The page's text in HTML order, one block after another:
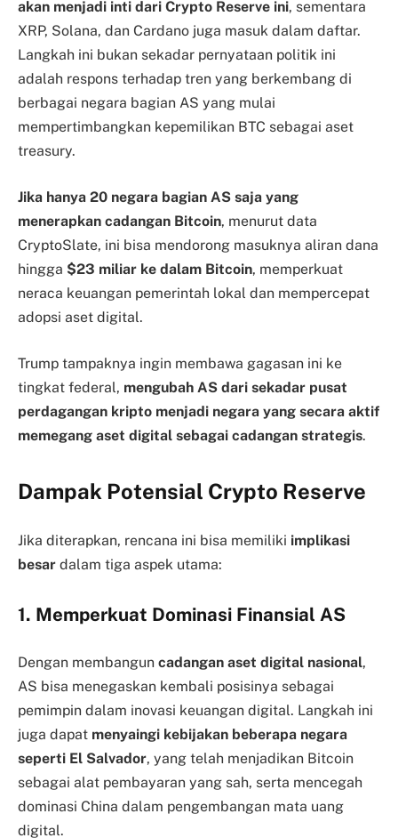
akan menjadi inti dari Crypto Reserve ini, sementara
XRP, Solana, dan Cardano juga masuk dalam daftar.
Langkah ini bukan sekadar pernyataan politik ini
adalah respons terhadap tren yang berkembang di
berbagai negara bagian AS yang mulai
mempertimbangkan kepemilikan BTC sebagai aset
treasury.
Jika hanya 20 negara bagian AS saja yang
menerapkan cadangan Bitcoin, menurut data
CryptoSlate, ini bisa mendorong masuknya aliran dana
hingga $23 miliar ke dalam Bitcoin, memperkuat
neraca keuangan pemerintah lokal dan mempercepat
adopsi aset digital.
Trump tampaknya ingin membawa gagasan ini ke
tingkat federal, mengubah AS dari sekadar pusat
perdagangan kripto menjadi negara yang secara aktif
memegang aset digital sebagai cadangan strategis.
Dampak Potensial Crypto Reserve
Jika diterapkan, rencana ini bisa memiliki implikasi
besar dalam tiga aspek utama:
1. Memperkuat Dominasi Finansial AS
Dengan membangun cadangan aset digital nasional,
AS bisa menegaskan kembali posisinya sebagai
pemimpin dalam inovasi keuangan digital. Langkah ini
juga dapat menyaingi kebijakan beberapa negara
seperti El Salvador, yang telah menjadikan Bitcoin
sebagai alat pembayaran yang sah, serta mencegah
dominasi China dalam pengembangan mata uang
digital.